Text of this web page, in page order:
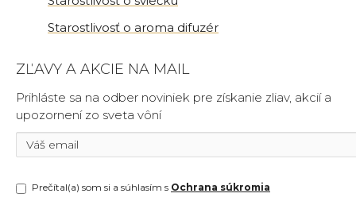
Starostlivosť o aroma difuzér
ZĽAVY A AKCIE NA MAIL
Prihláste sa na odber noviniek pre získanie zliav, akcií a
upozornení zo sveta vôní
Prečítal(a) som si a súhlasím s Ochrana súkromia